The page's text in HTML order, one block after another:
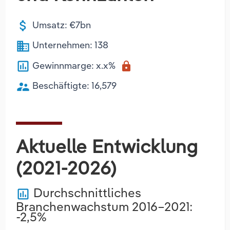
attach_money Umsatz: €7bn
business Unternehmen: 138
poll Gewinnmarge: x.x% lock
supervisor_account Beschäftigte: 16,579
Aktuelle Entwicklung
(2021-2026)
poll Durchschnittliches
Branchenwachstum 2016–2021:
-2,5%